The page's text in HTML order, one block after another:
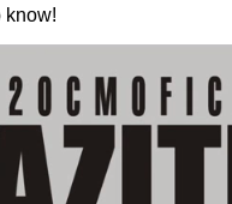
know!